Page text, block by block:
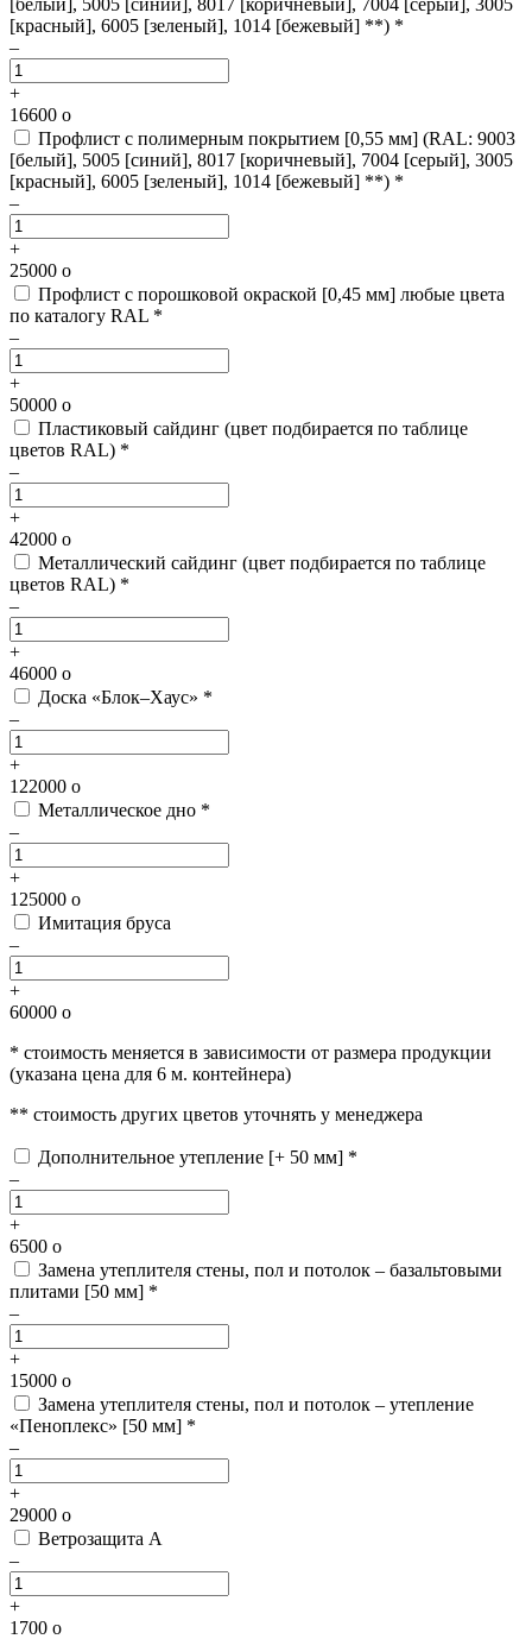
[красный], 6005 [зеленый], 1014 [бежевый] **) *
–
+
16600 o
Профлист с полимерным покрытием [0,55 мм] (RAL: 9003
[белый], 5005 [синий], 8017 [коричневый], 7004 [серый], 3005
[красный], 6005 [зеленый], 1014 [бежевый] **) *
–
+
25000 o
Профлист с порошковой окраской [0,45 мм] любые цвета
по каталогу RAL *
–
+
50000 o
Пластиковый сайдинг (цвет подбирается по таблице
цветов RAL) *
–
+
42000 o
Металлический сайдинг (цвет подбирается по таблице
цветов RAL) *
–
+
46000 o
Доска «Блок–Хаус» *
–
+
122000 o
Металлическое дно *
–
+
125000 o
Имитация бруса
–
+
60000 o
* стоимость меняется в зависимости от размера продукции
(указана цена для 6 м. контейнера)
** стоимость других цветов уточнять у менеджера
Дополнительное утепление [+ 50 мм] *
–
+
6500 o
Замена утеплителя стены, пол и потолок – базальтовыми
плитами [50 мм] *
–
+
15000 o
Замена утеплителя стены, пол и потолок – утепление
«Пеноплекс» [50 мм] *
–
+
29000 o
Ветрозащита А
–
+
1700 o